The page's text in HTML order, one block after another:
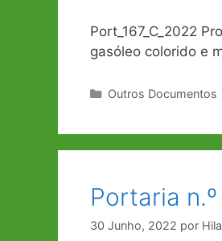
Port_167_C_2022
gasóleo colorido e
Categorias
Outros Documentos
Portaria
30 Junho, 2022 por